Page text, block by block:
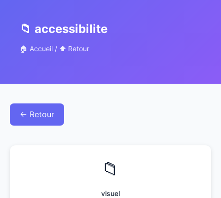
📁 accessibilite
🏠 Accueil / ⬆️ Retour
← Retour
📁
visuel